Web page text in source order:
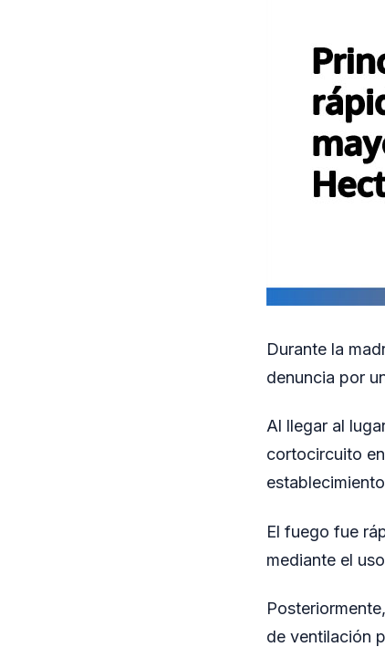
Durante la
denuncia por
Al llegar al
cortocircuito
El fuego fue
mediante el
de ventilación